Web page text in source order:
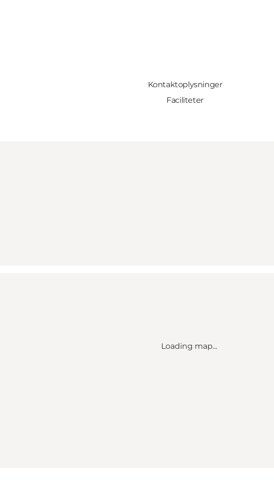
Kontaktoplysninger
Faciliteter
Loading map...